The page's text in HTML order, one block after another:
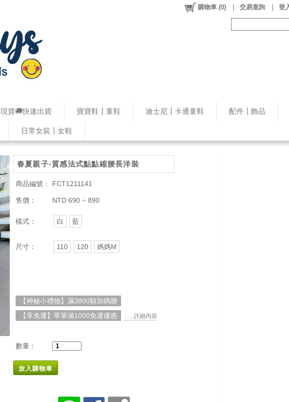
現貨🚚快速出貨 寶寶鞋┃童鞋 迪士尼┃卡通童鞋 配件┃飾品
日常女裝┃女鞋
購物車 (0) 交易查詢 登
春夏親子-質感法式點點縮腰長洋裝
商品編號： FCT1211141
售價： NTD 690 ~ 890
樣式： 白 藍
尺寸： 110 120 媽媽M
【神秘小禮物】滿3800額加碼贈
【享免運】單筆滿1000免運優惠
. . . 詳細內容
數量：
放入購物車